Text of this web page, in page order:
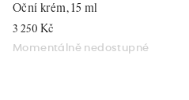
3 250 Kč
Momentálně nedostupné
Oční krém, 15 ml